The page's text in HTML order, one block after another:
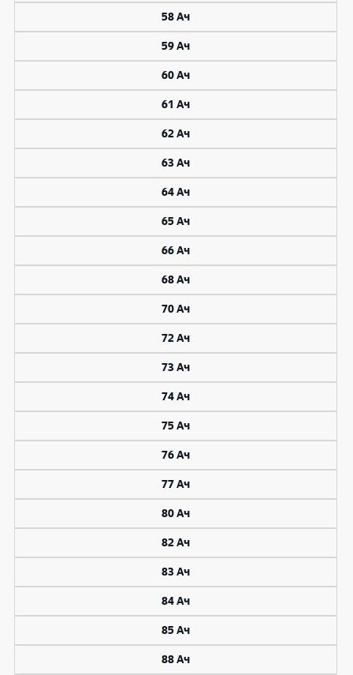
58 Ач
59 Ач
60 Ач
61 Ач
62 Ач
63 Ач
64 Ач
65 Ач
66 Ач
68 Ач
70 Ач
72 Ач
73 Ач
74 Ач
75 Ач
76 Ач
77 Ач
80 Ач
82 Ач
83 Ач
84 Ач
85 Ач
88 Ач